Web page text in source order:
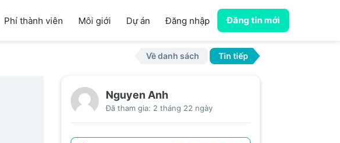
Phí thành viên Môi giới Dự án Đăng nhập Đăng tin mới
Về danh sách Tin tiếp
Nguyen Anh
Đã tham gia: 2 tháng 22 ngày